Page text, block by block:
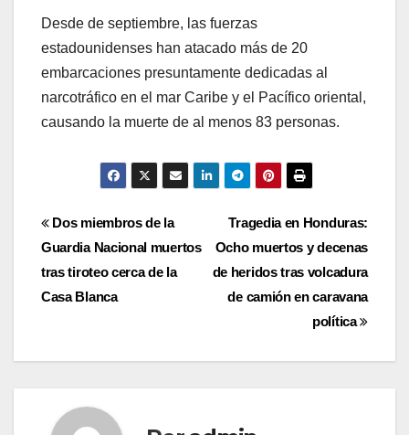
Desde de septiembre, las fuerzas
estadounidenses han atacado más de 20
embarcaciones presuntamente dedicadas al
narcotráfico en el mar Caribe y el Pacífico oriental,
causando la muerte de al menos 83 personas.
Navegación
de
entradas
Tragedia en Honduras:
Ocho muertos y decenas
de heridos tras volcadura
de camión en caravana
política
Dos miembros de la
Guardia Nacional muertos
tras tiroteo cerca de la
Casa Blanca